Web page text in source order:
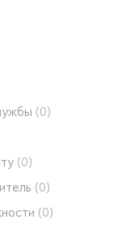
(0)
)
напряжение
( 0 )
( 0 )
( 0 )
( 0 )